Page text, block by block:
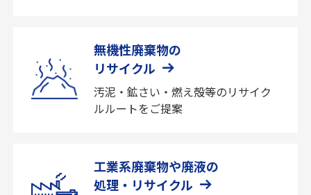
無機性廃棄物の
リサイクル
汚泥・鉱さい・燃え殻等のリサイク
ルルートをご提案
工業系廃棄物や廃液の
処理・リサイクル